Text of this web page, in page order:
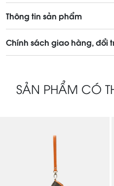
Thông tin sản phẩm
Chính sách giao hàng, đổi
SẢN PHẨM CÓ